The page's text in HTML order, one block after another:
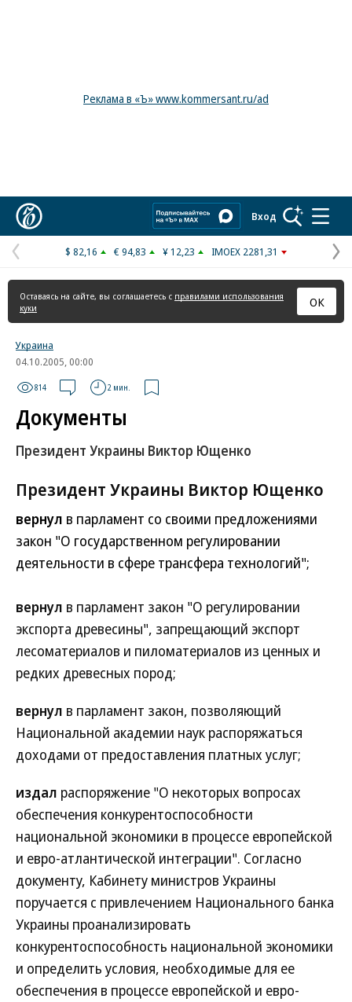
Реклама в «Ъ» www.kommersant.ru/ad
Вход
Предыдущая
страница
$ 82,16 € 94,83 ¥ 12,23 IMOEX 2281,31
Оставаясь на сайте, вы соглашаетесь с правилами использования
куки
ОК
Украина
04.10.2005, 00:00
814 2 мин.
Документы
Президент Украины Виктор Ющенко
Президент Украины Виктор Ющенко
вернул в парламент со своими предложениями
закон "О государственном регулировании
деятельности в сфере трансфера технологий";
вернул в парламент закон "О регулировании
экспорта древесины", запрещающий экспорт
лесоматериалов и пиломатериалов из ценных и
редких древесных пород;
вернул в парламент закон, позволяющий
Национальной академии наук распоряжаться
доходами от предоставления платных услуг;
издал распоряжение "О некоторых вопросах
обеспечения конкурентоспособности
национальной экономики в процессе европейской
и евро-атлантической интеграции". Согласно
документу, Кабинету министров Украины
поручается с привлечением Национального банка
Украины проанализировать
конкурентоспособность национальной экономики
и определить условия, необходимые для ее
обеспечения в процессе европейской и евро-